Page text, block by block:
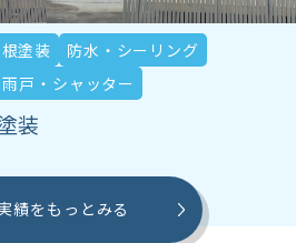
塗装
防水・シーリング
戸・シャッター
装
績をもっとみる